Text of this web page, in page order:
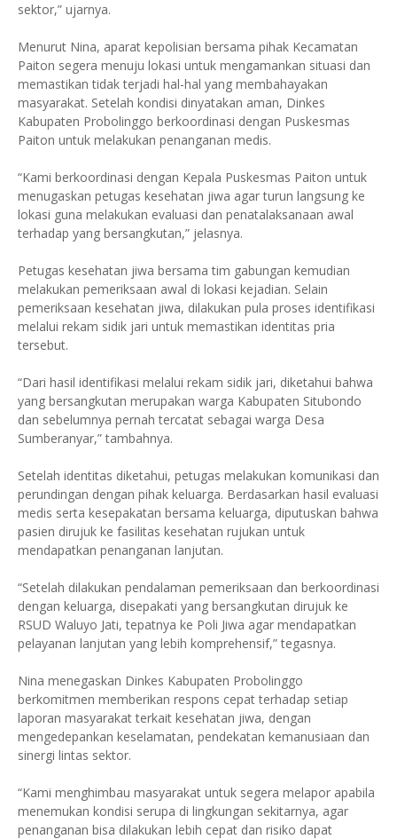
sektor,” ujarnya.
Menurut Nina, aparat kepolisian bersama pihak Kecamatan
Paiton segera menuju lokasi untuk mengamankan situasi dan
memastikan tidak terjadi hal-hal yang membahayakan
masyarakat. Setelah kondisi dinyatakan aman, Dinkes
Kabupaten Probolinggo berkoordinasi dengan Puskesmas
Paiton untuk melakukan penanganan medis.
“Kami berkoordinasi dengan Kepala Puskesmas Paiton untuk
menugaskan petugas kesehatan jiwa agar turun langsung ke
lokasi guna melakukan evaluasi dan penatalaksanaan awal
terhadap yang bersangkutan,” jelasnya.
Petugas kesehatan jiwa bersama tim gabungan kemudian
melakukan pemeriksaan awal di lokasi kejadian. Selain
pemeriksaan kesehatan jiwa, dilakukan pula proses identifikasi
melalui rekam sidik jari untuk memastikan identitas pria
tersebut.
“Dari hasil identifikasi melalui rekam sidik jari, diketahui bahwa
yang bersangkutan merupakan warga Kabupaten Situbondo
dan sebelumnya pernah tercatat sebagai warga Desa
Sumberanyar,” tambahnya.
Setelah identitas diketahui, petugas melakukan komunikasi dan
perundingan dengan pihak keluarga. Berdasarkan hasil evaluasi
medis serta kesepakatan bersama keluarga, diputuskan bahwa
pasien dirujuk ke fasilitas kesehatan rujukan untuk
mendapatkan penanganan lanjutan.
“Setelah dilakukan pendalaman pemeriksaan dan berkoordinasi
dengan keluarga, disepakati yang bersangkutan dirujuk ke
RSUD Waluyo Jati, tepatnya ke Poli Jiwa agar mendapatkan
pelayanan lanjutan yang lebih komprehensif,” tegasnya.
Nina menegaskan Dinkes Kabupaten Probolinggo
berkomitmen memberikan respons cepat terhadap setiap
laporan masyarakat terkait kesehatan jiwa, dengan
mengedepankan keselamatan, pendekatan kemanusiaan dan
sinergi lintas sektor.
“Kami menghimbau masyarakat untuk segera melapor apabila
menemukan kondisi serupa di lingkungan sekitarnya, agar
penanganan bisa dilakukan lebih cepat dan risiko dapat